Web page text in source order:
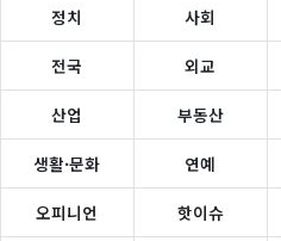
정치 사회
전국 외교
산업 부동산
생활·문화 연예
오피니언 핫이슈